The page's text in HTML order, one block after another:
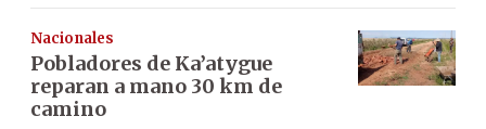
Nacionales
Pobladores de Ka’atygue
reparan a mano 30 km de
camino